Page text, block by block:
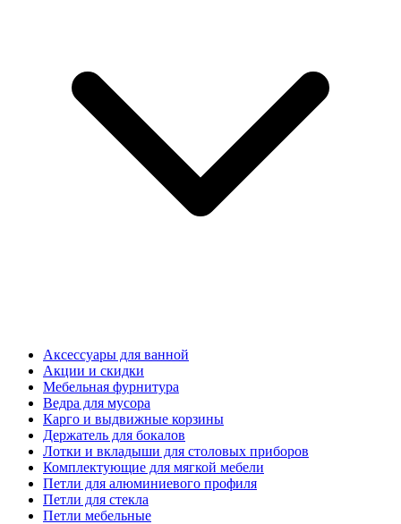
Аксессуары для ванной
Акции и скидки
Мебельная фурнитура
Ведра для мусора
Карго и выдвижные корзины
Держатель для бокалов
Лотки и вкладыши для столовых приборов
Комплектующие для мягкой мебели
Петли для алюминиевого профиля
Петли для стекла
Петли мебельные